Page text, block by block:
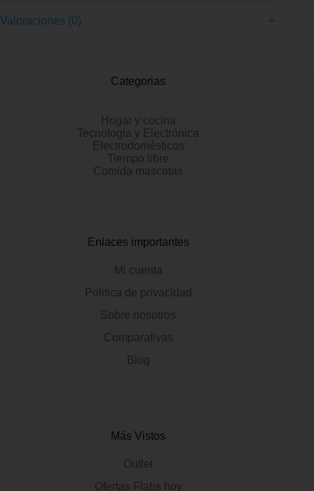
Valoraciones (0)
Categorias
Hogar y cocina
Tecnologia y Electrónica
Electrodomésticos
Tiempo libre
Comida mascotas
Enlaces importantes
Mi cuenta
Politica de privacidad
Sobre nosotros
Comparativas
Blog
Más Vistos
Outlet
Ofertas Flahs hoy